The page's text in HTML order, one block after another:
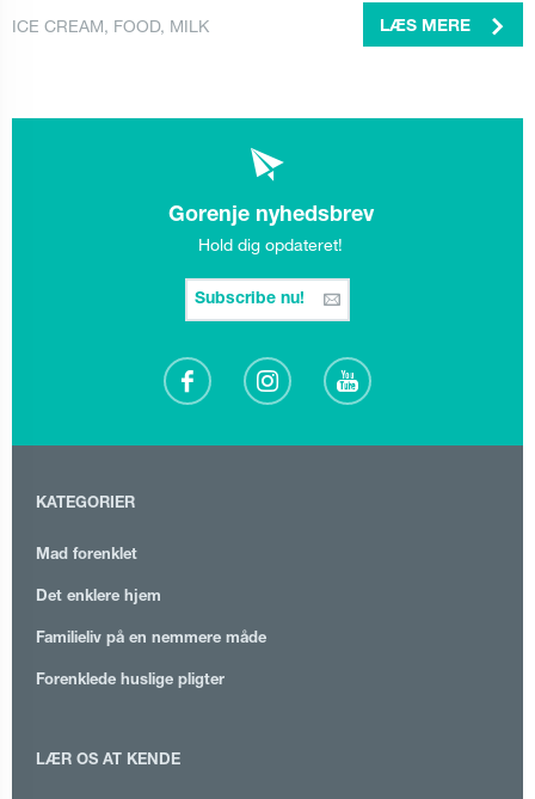
ICE CREAM, FOOD, MILK LÆS MERE
Gorenje nyhedsbrev
Hold dig opdateret!
Subscribe nu!
KATEGORIER
Mad forenklet
Det enklere hjem
Familieliv på en nemmere måde
Forenklede huslige pligter
LÆR OS AT KENDE